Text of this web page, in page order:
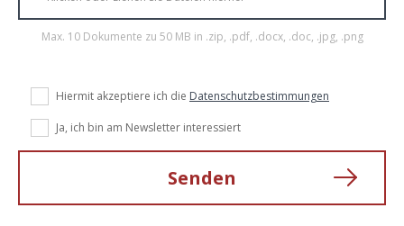
Max. 10 Dokumente zu 50 MB in .zip, .pdf, .docx, .doc, .jpg, .png
Hiermit akzeptiere ich die Datenschutzbestimmungen
Ja, ich bin am Newsletter interessiert
Senden